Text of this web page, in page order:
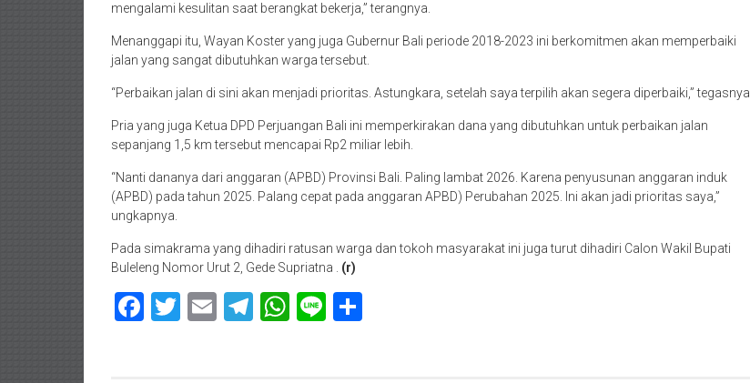
mengalami kesulitan saat berangkat bekerja,” terangnya.
Menanggapi itu, Wayan Koster yang juga Gubernur Bali periode 2018-2023 ini berkomitmen akan memperbaiki
jalan yang sangat dibutuhkan warga tersebut.
“Perbaikan jalan di sini akan menjadi prioritas. Astungkara, setelah saya terpilih akan segera diperbaiki,” tegasnya.
Pria yang juga Ketua DPD Perjuangan Bali ini memperkirakan dana yang dibutuhkan untuk perbaikan jalan
sepanjang 1,5 km tersebut mencapai Rp2 miliar lebih.
“Nanti dananya dari anggaran (APBD) Provinsi Bali. Paling lambat 2026. Karena penyusunan anggaran induk
(APBD) pada tahun 2025. Palang cepat pada anggaran APBD) Perubahan 2025. Ini akan jadi prioritas saya,”
ungkapnya.
Pada simakrama yang dihadiri ratusan warga dan tokoh masyarakat ini juga turut dihadiri Calon Wakil Bupati
Buleleng Nomor Urut 2, Gede Supriatna . (r)
Facebook
Twitter
EmailTelegram
WhatsApp
Line